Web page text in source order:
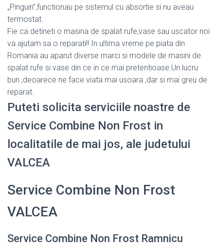
„Pinguin”,functionau pe sistemul cu absortie si nu aveau
termostat.
Fie ca detineti o masina de spalat rufe,vase sau uscator noi
va ajutam sa o reparati!! In ultima vreme pe piata din
Romania au aparut diverse marci si modele de masini de
spalat rufe si vase din ce in ce mai pretentioase.Un lucru
bun ,deoarece ne face viata mai usoara ,dar si mai greu de
reparat.
Puteti solicita serviciile noastre de
Service Combine Non Frost in
localitatile de mai jos, ale judetului
VALCEA
Service Combine Non Frost
VALCEA
Service Combine Non Frost Ramnicu